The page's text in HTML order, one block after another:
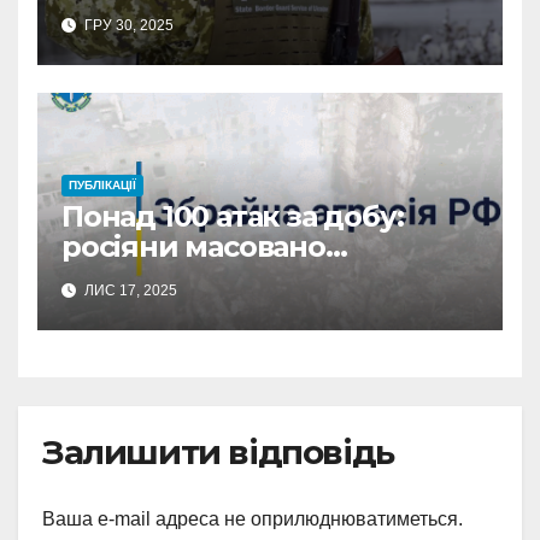
ліквідували п’ятьох
окупантів та два їх укриття
(відео)
ГРУ 30, 2025
ПУБЛІКАЦІЇ
Понад 100 атак за добу:
росіяни масовано
обстріляли Сумщину
ЛИС 17, 2025
Залишити відповідь
Ваша e-mail адреса не оприлюднюватиметься.